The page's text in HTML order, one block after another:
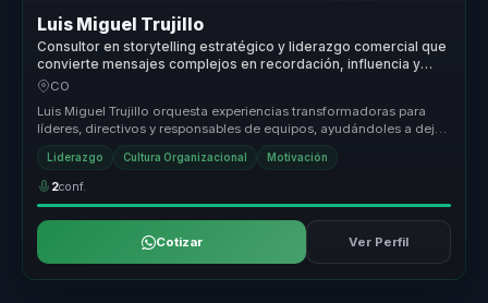
Luis Miguel Trujillo
Consultor en storytelling estratégico y liderazgo comercial que
convierte mensajes complejos en recordación, influencia y
motivación para líderes y equipos.
CO
Luis Miguel Trujillo orquesta experiencias transformadoras para
líderes, directivos y responsables de equipos, ayudándoles a dejar
atrás ...
Liderazgo Cultura Organizacional Motivación
2conf.
Cotizar Ver Perfil